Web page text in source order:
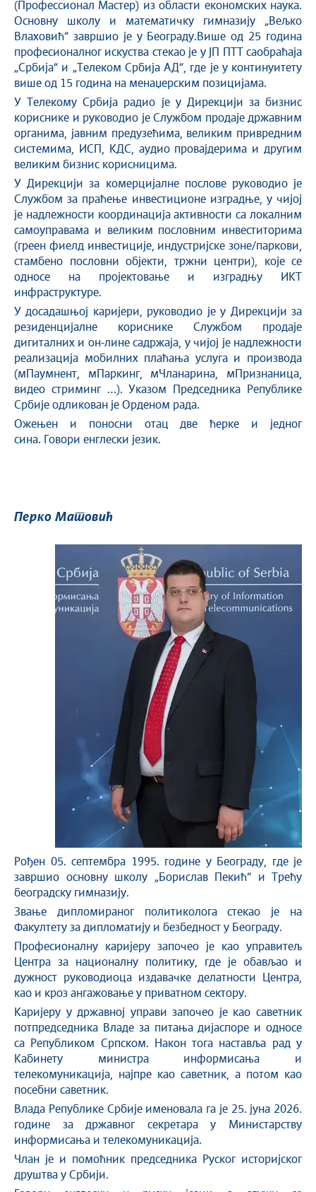
(Профессионал Мастер) из области економских наука.
Основну школу и математичку гимназију „Вељко
Влаховић“ завршио је у Београду.Више од 25 година
професионалног искуства стекао је у ЈП ПТТ саобраћаја
„Србија“ и „Телеком Србија АД“, где је у континуитету
више од 15 година на менаџерским позицијама.
У Телекому Србија радио је у Дирекцији за бизнис
кориснике и руководио је Службом продаје државним
органима, јавним предузећима, великим привредним
системима, ИСП, КДС, аудио провајдерима и другим
великим бизнис корисницима.
У Дирекцији за комерцијалне послове руководио је
Службом за праћење инвестиционе изградње, у чијој
је надлежности координација активности са локалним
самоуправама и великим пословним инвеститорима
(греен фиелд инвестиције, индустријске зоне/паркови,
стамбено пословни објекти, тржни центри), које се
односе на пројектовање и изградњу ИКТ
инфраструктуре.
У досадашњој каријери, руководио је у Дирекцији за
резиденцијалне кориснике Службом продаје
дигиталних и он-лине садржаја, у чијој је надлежности
реализација мобилних плаћања услуга и производа
(мПаyмнент, мПаркинг, мЧланарина, мПризнаница,
видео стриминг …). Указом Председника Републике
Србије одликован је Орденом рада.
Ожењен и поносни отац две ћерке и једног
сина. Говори енглески језик.
Перко Матовић
Рођен 05. септембра 1995. године у Београду, где је
завршио основну школу „Борислав Пекић“ и Трећу
београдску гимназију.
Звање дипломираног политиколога стекао је на
Факултету за дипломатију и безбедност у Београду.
Професионалну каријеру започео је као управитељ
Центра за националну политику, где је обављао и
дужност руководиоца издавачке делатности Центра,
као и кроз ангажовање у приватном сектору.
Каријеру у државној управи започео је као саветник
потпредседника Владе за питања дијаспоре и односе
са Републиком Српском. Након тога наставља рад у
Кабинету министра информисања и
телекомуникација, најпре као саветник, а потом као
посебни саветник.
Влада Републике Србије именовала га је 25. јуна 2026.
године за државног секретара у Министарству
информисања и телекомуникација.
Члан је и помоћник председника Руског историјског
друштва у Србији.